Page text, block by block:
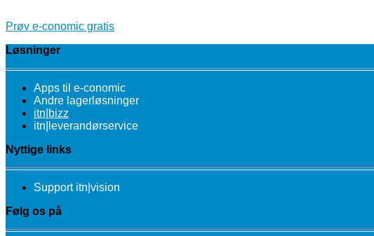
Prøv e-conomic gratis
Løsninger
Apps til e-conomic
Andre lagerløsninger
itn|bizz
itn|leverandørservice
Nyttige links
Support itn|vision
Følg os på